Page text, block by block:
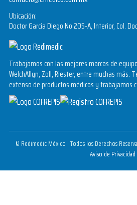
Ubicación:
Doctor García Diego No 205-A, Interior, Col.
Trabajamos con las mejores marcas de
WelchAllyn, Zoll, Riester, entre muchas más.
extenso de productos médicos y trabajamos
© Redimedic México | Todos los Derechos
Aviso de Privacidad